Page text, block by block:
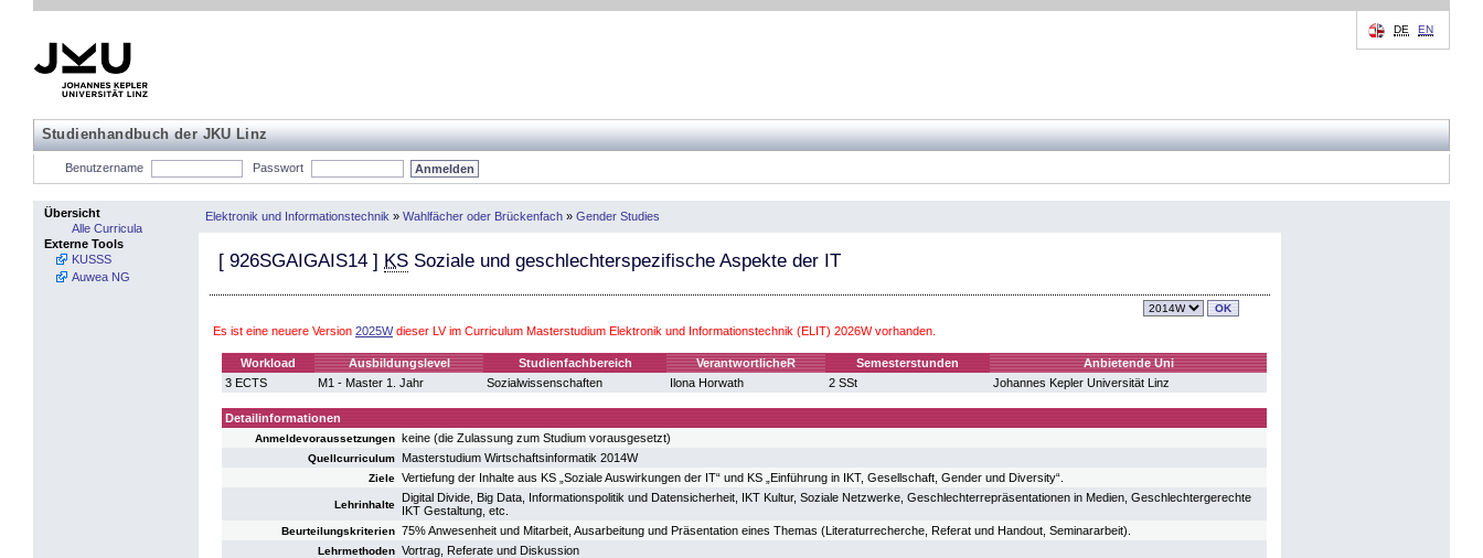
Studienhandbuch der JKU Linz
DE EN
Benutzername Passwort
Übersicht
Alle Curricula
Externe Tools
KUSSS
Auwea NG
Elektronik und Informationstechnik » Wahlfächer oder Brückenfach » Gender Studies
[ 926SGAIGAIS14 ] KS Soziale und geschlechterspezifische Aspekte der IT
Es ist eine neuere Version 2025Wdieser LV im Curriculum Masterstudium Elektronik und Informationstechnik (ELIT) 2026W vorhanden.
Workload Ausbildungslevel Studienfachbereich VerantwortlicheR Semesterstunden
Anbietende Uni
3 ECTS
M1 - Master 1. Jahr Sozialwissenschaften Ilona Horwath 2 SSt Johannes Kepler Universität Linz
Detailinformationen
Anmeldevoraussetzungen keine (die Zulassung zum Studium vorausgesetzt)
Quellcurriculum Masterstudium Wirtschaftsinformatik 2014W
Ziele Vertiefung der Inhalte aus KS „Soziale Auswirkungen der IT“ und KS „Einführung in IKT, Gesellschaft, Gender und Diversity“.
Lehrinhalte
Digital Divide, Big Data, Informationspolitik und Datensicherheit, IKT Kultur, Soziale Netzwerke, Geschlechterrepräsentationen in Medien, Geschlechtergerechte
IKT Gestaltung, etc.
Beurteilungskriterien 75% Anwesenheit und Mitarbeit, Ausarbeitung und Präsentation eines Themas (Literaturrecherche, Referat und Handout, Seminararbeit).
Lehrmethoden Vortrag, Referate und Diskussion